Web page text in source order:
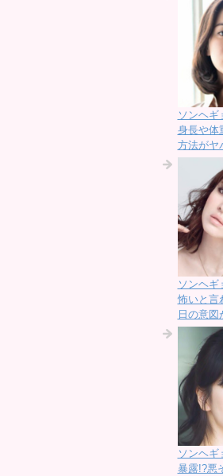
ソンヘギ
身長や体
方法がヤ
ソンヘギ
怖いと言
日の意図
ソンヘギ
暴露!?悪